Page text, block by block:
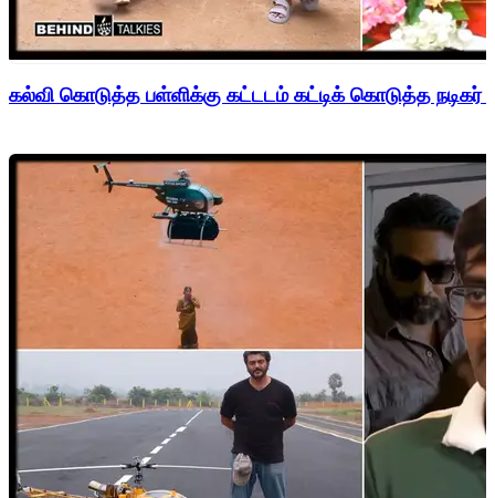
கல்வி கொடுத்த பள்ளிக்கு கட்டடம் கட்டிக் கொடுத்த நடிகர்